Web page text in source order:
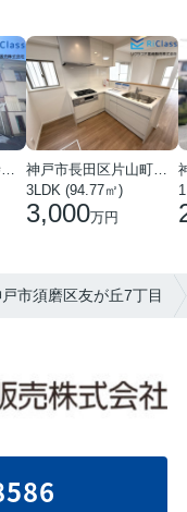
神戸市須磨区禅昌寺町１丁目
神戸市長田区片山町１丁目
3LDK (94.77㎡)
3,000万円
市須磨区友が丘7丁目